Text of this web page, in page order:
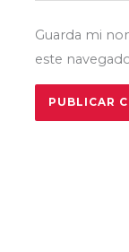
Guarda mi
este